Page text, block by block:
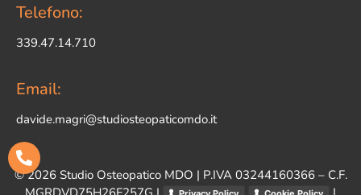
Telefono:
339.47.14.710
Email:
davide.magri@studiosteopaticomdo.it
©2026Studio Osteopatico MDO | P.IVA 03244160366 – C.F.